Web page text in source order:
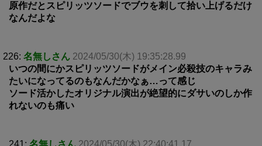
原作だとスピリッツソードでブウを刺して拾い上げるだけ
なんだよな
226: 名無しさん 2024/05/30(木) 19:35:28.99
いつの間にかスピリッツソードがメイン必殺技のキャラみ
たいになってるのもなんだかなぁ…って感じ
ソード活かしたオリジナル演出が絶望的にダサいのしか作
れないのも痛い